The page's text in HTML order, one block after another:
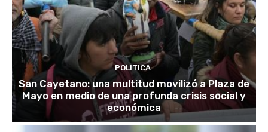
POLITICA
San Cayetano: una multitud movilizó a Plaza de
Mayo en medio de una profunda crisis social y
económica